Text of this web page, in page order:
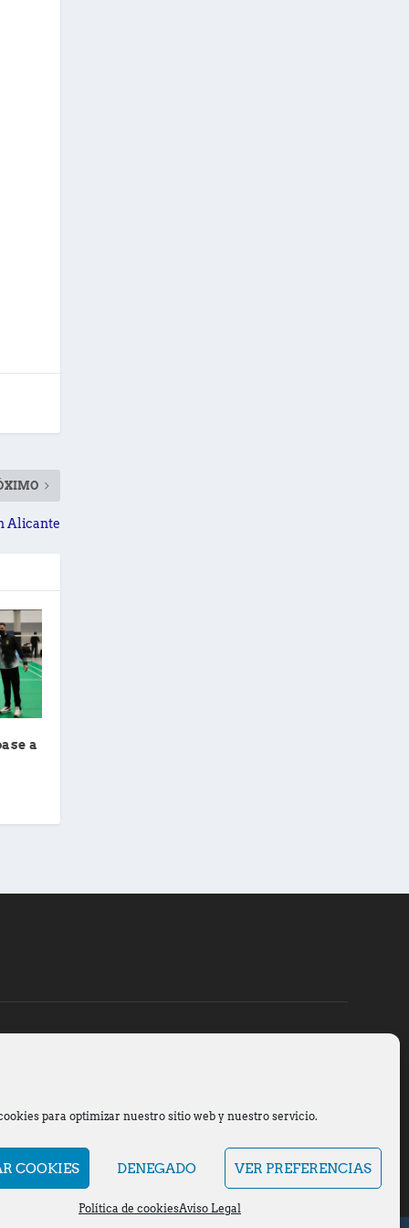
para optimizar nuestro sitio web y nuestro servicio.
COOKIES DENEGADO VER PREFERENCIAS
Política de cookiesAviso Legal
Alicante
a